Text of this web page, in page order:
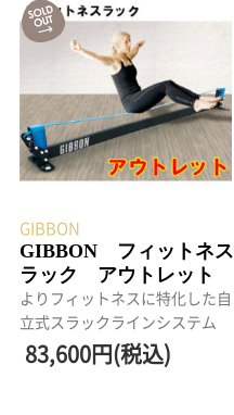
GIBBON
GIBBON フィットネス
ラック アウトレット
よりフィットネスに特化した自
立式スラックラインシステム
83,600円(税込)